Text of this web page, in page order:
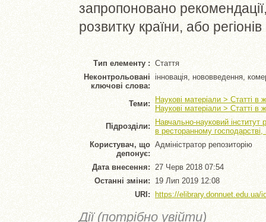
запропоновано
розвитку країни, або
Тип елементу : Стаття
Неконтрольовані
ключові слова:
інновація, нововведення,
Теми:
Наукові матеріали > Статті в
Наукові матеріали > Статті в
Підрозділи:
Навчально-науковий інститут
в ресторанному
Користувач, що
депонує:
Адміністратор репозиторію
Дата внесення: 27 Черв 2018 07:54
Останні зміни: 19 Лип 2019 12:08
URI:
https://elibrary.donnuet.edu.ua/
Дії (потрібно увійти)